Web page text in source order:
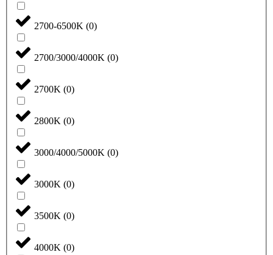
2700-6500K (0)
2700/3000/4000K (0)
2700K (0)
2800K (0)
3000/4000/5000K (0)
3000K (0)
3500K (0)
4000K (0)